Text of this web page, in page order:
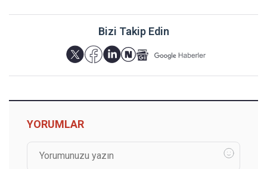
Bizi Takip Edin
YORUMLAR